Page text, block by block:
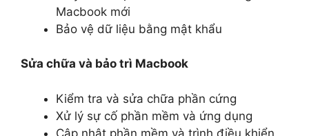
Macbook mới
Bảo vệ dữ liệu bằng mật khẩu
Sửa chữa và bảo trì Macbook
Kiểm tra và sửa chữa phần cứng
Xử lý sự cố phần mềm và ứng dụng
Cập nhật phần mềm và trình điều khiển